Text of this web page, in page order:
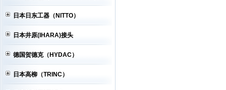
日本日东工器（NITTO）
日本井原(IHARA)接头
德国贺德克（HYDAC）
日本高柳（TRINC）